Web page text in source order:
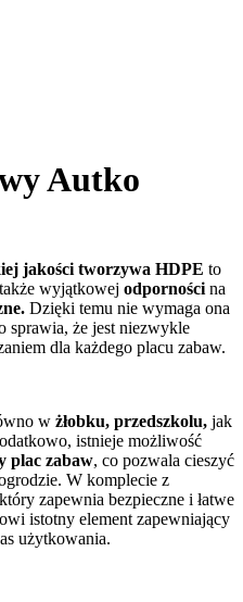
Autko
jakości tworzywa HDPE to
wyjątkowej odporności na
Dzięki temu nie wymaga ona
sprawia, że jest niezwykle
dla każdego placu zabaw.
w żłobku, przedszkolu, jak
istnieje możliwość
plac zabaw, co pozwala cieszyć
W komplecie z
zapewnia bezpieczne i łatwe
istotny element zapewniający
użytkowania.